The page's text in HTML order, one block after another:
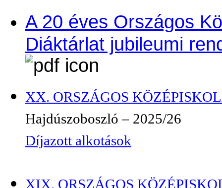
A 20 éves Országos
Diáktárlat jubileumi
XX. ORSZÁGOS
Hajdúszoboszló – 2025/26
Díjazott alkotások
XIX. ORSZÁGOS